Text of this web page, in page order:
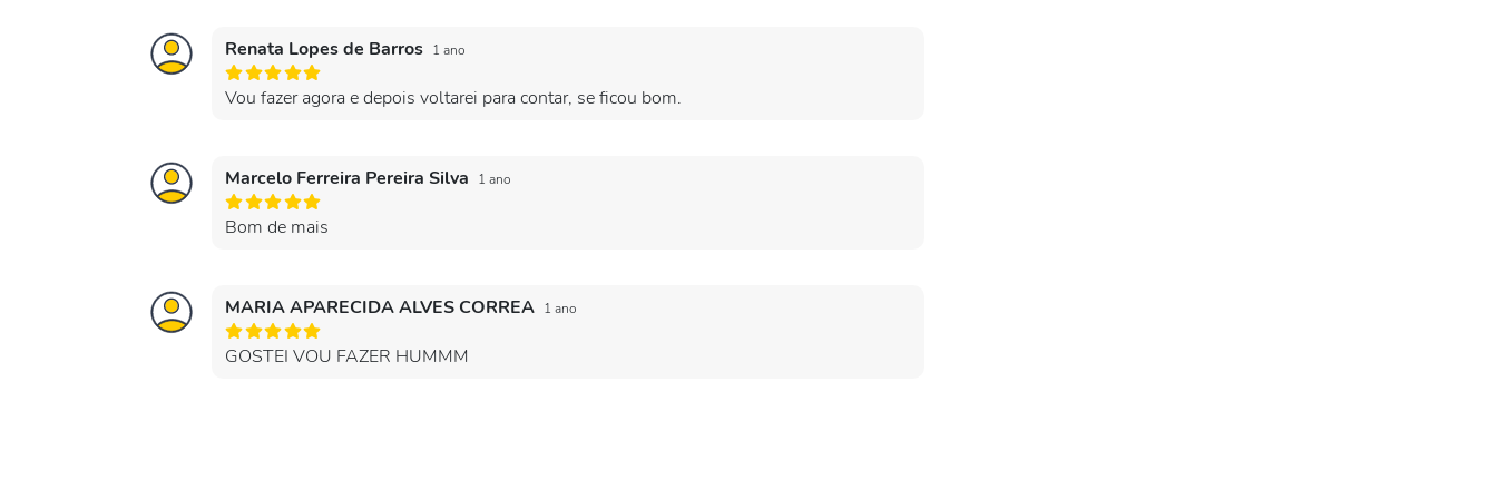
Renata Lopes de Barros 1 ano
Vou fazer agora e depois voltarei para contar, se ficou bom.
Marcelo Ferreira Pereira Silva 1 ano
Bom de mais
MARIA APARECIDA ALVES CORREA 1 ano
GOSTEI VOU FAZER HUMMM